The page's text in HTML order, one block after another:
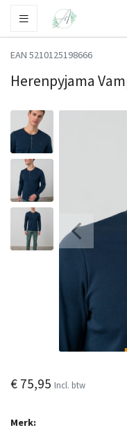
EAN 5210125198666
Herenpyjama
€ 75,95 Incl. btw
Merk: